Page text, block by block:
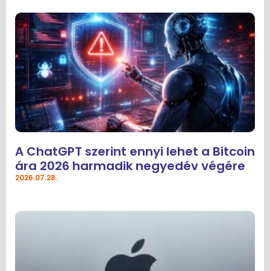
A ChatGPT szerint ennyi lehet a Bitcoin
ára 2026 harmadik negyedév végére
2026.07.28.